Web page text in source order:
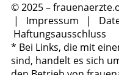
© 2025 –
| Impressum |
Haftungsausschluss
* Bei Links, die mit
sind, handelt es sich